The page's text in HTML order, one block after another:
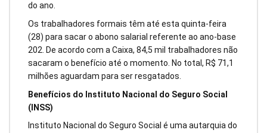
do ano.
Os trabalhadores formais têm até esta quinta-feira
(28) para sacar o abono salarial referente ao ano-base
202. De acordo com a Caixa, 84,5 mil trabalhadores não
sacaram o benefício até o momento. No total, R$ 71,1
milhões aguardam para ser resgatados.
Benefícios do Instituto Nacional do Seguro Social
(INSS)
Instituto Nacional do Seguro Social é uma autarquia do